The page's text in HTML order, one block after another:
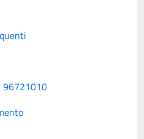
96721010